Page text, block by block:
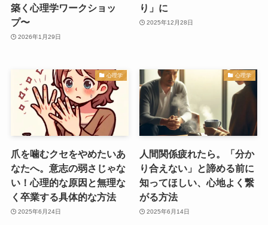
築く心理学ワークショッ
プ〜
2026年1月29日
り」に
2025年12月28日
心理学
爪を噛むクセをやめたいあ
なたへ。意志の弱さじゃな
い！心理的な原因と無理な
く卒業する具体的な方法
2025年6月24日
心理学
人間関係疲れたら。「分か
り合えない」と諦める前に
知ってほしい、心地よく繋
がる方法
2025年6月14日